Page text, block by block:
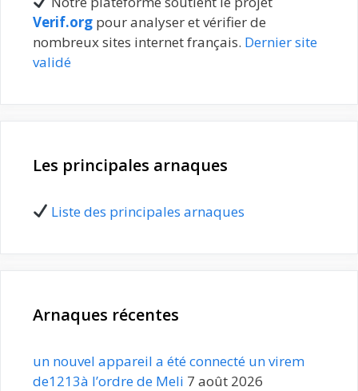
Verif.org pour analyser et vérifier de
nombreux sites internet français. Dernier site
validé
Les principales arnaques
Liste des principales arnaques
Arnaques récentes
un nouvel appareil a été connecté un virem
de1213à l’ordre de Meli 7 août 2026